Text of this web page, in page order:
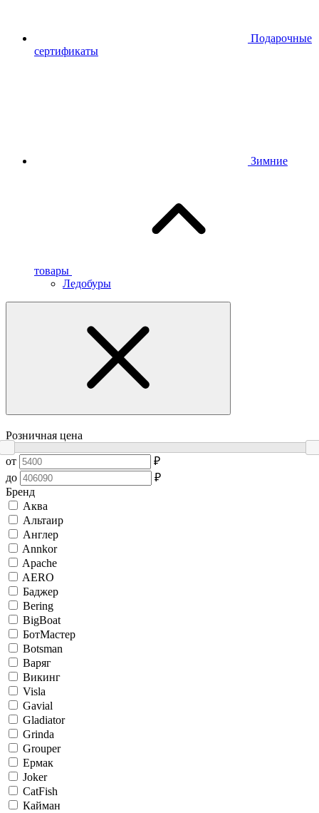
Подарочные
сертификаты
Зимние
товары
Ледобуры
Розничная цена
от
₽
до
₽
Бренд
Аква
Альтаир
Англер
Annkor
Apache
AERO
Баджер
Bering
BigBoat
БотМастер
Botsman
Варяг
Викинг
Visla
Gavial
Gladiator
Grinda
Grouper
Ермак
Joker
CatFish
Кайман